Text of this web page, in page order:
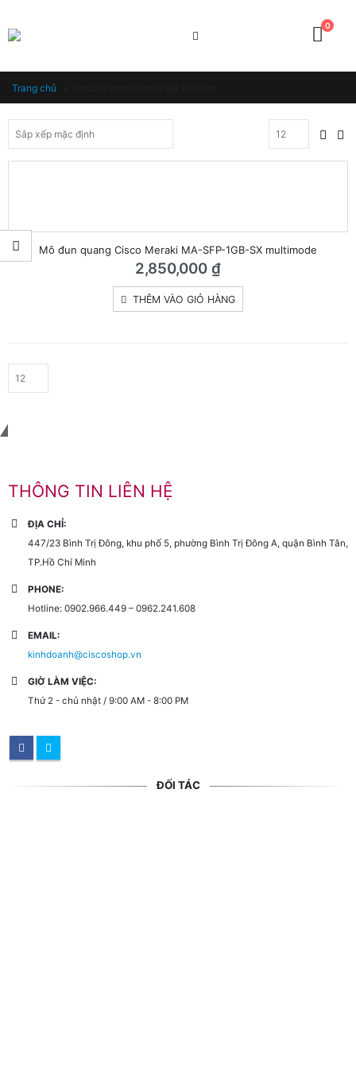
0
Trang chủ
Mô đun quang Cisco Meraki MA-SFP-1GB-SX multimode
2,850,000 ₫
THÊM VÀO GIỎ HÀNG
THÔNG TIN LIÊN HỆ
ĐỊA CHỈ:
447/23 Bình Trị Đông, khu phố 5, phường Bình Trị Đông A, quận Bình Tân,
TP.Hồ Chí Minh
PHONE:
Hotline: 0902.966.449 – 0962.241.608
EMAIL:
kinhdoanh@ciscoshop.vn
GIỜ LÀM VIỆC:
Thứ 2 - chủ nhật / 9:00 AM - 8:00 PM
ĐỐI TÁC